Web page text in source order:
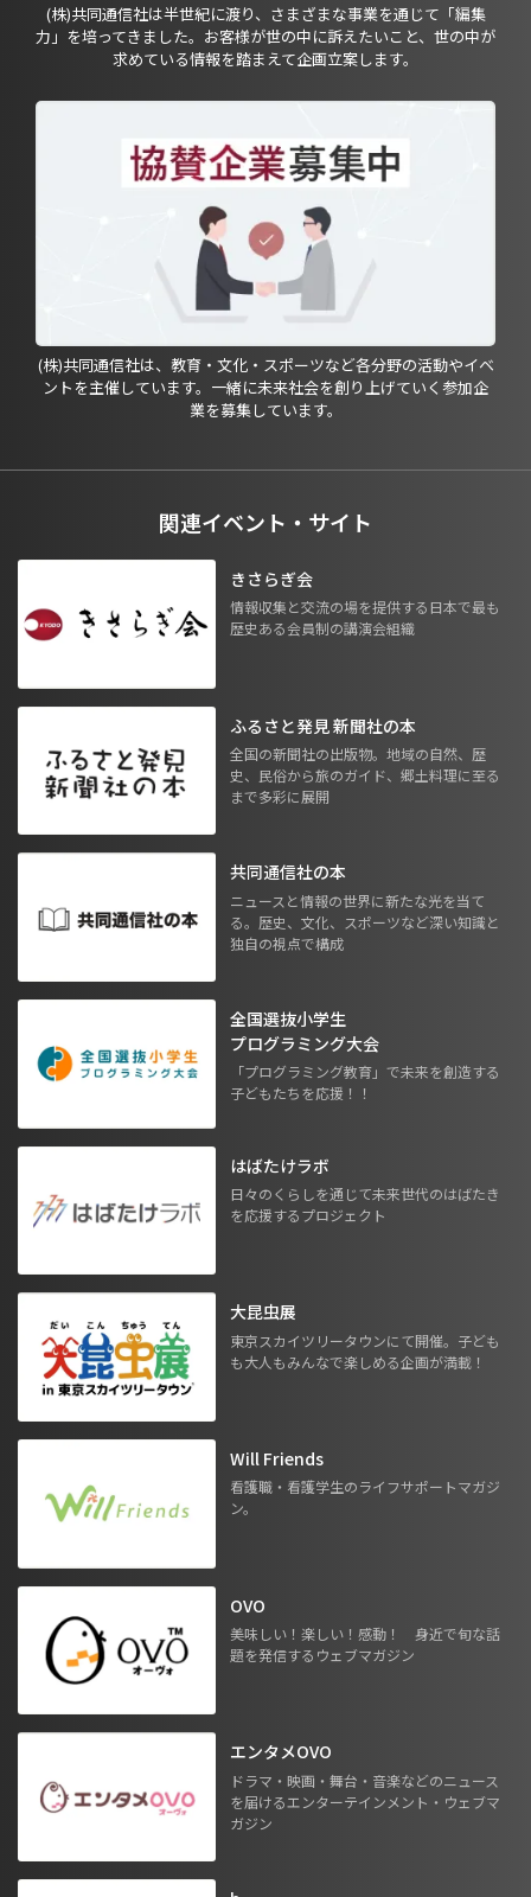
(株)共同通信社は半世紀に渡り、さまざまな事業を通じて「編集
力」を培ってきました。お客様が世の中に訴えたいこと、世の中が
求めている情報を踏まえて企画立案します。
(株)共同通信社は、教育・文化・スポーツなど各分野の活動やイベ
ントを主催しています。一緒に未来社会を創り上げていく参加企
業を募集しています。
関連イベント・サイト
きさらぎ会
情報収集と交流の場を提供する日本で最も
歴史ある会員制の講演会組織
ふるさと発見 新聞社の本
全国の新聞社の出版物。地域の自然、歴
史、民俗から旅のガイド、郷土料理に至る
まで多彩に展開
共同通信社の本
ニュースと情報の世界に新たな光を当て
る。歴史、文化、スポーツなど深い知識と
独自の視点で構成
全国選抜小学生
プログラミング大会
「プログラミング教育」で未来を創造する
子どもたちを応援！！
はばたけラボ
日々のくらしを通じて未来世代のはばたき
を応援するプロジェクト
大昆虫展
東京スカイツリータウンにて開催。子ども
も大人もみんなで楽しめる企画が満載！
Will Friends
看護職・看護学生のライフサポートマガジ
ン。
OVO
美味しい！楽しい！感動！ 身近で旬な話
題を発信するウェブマガジン
エンタメOVO
ドラマ・映画・舞台・音楽などのニュース
を届けるエンターテインメント・ウェブマ
ガジン